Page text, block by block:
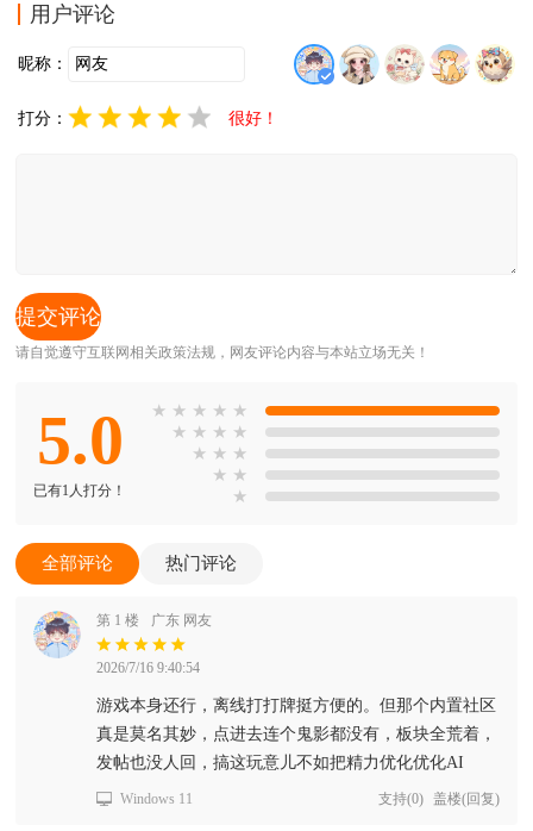
用户评论
昵称：
打分： 很好！
请自觉遵守互联网相关政策法规，网友评论内容与本站立场无关！
5.0
已有1人打分！
★ ★ ★ ★ ★
★ ★ ★ ★
★ ★ ★
★ ★
★
全部评论 热门评论
第 1 楼 广东 网友
2026/7/16 9:40:54
游戏本身还行，离线打打牌挺方便的。但那个内置社区
真是莫名其妙，点进去连个鬼影都没有，板块全荒着，
发帖也没人回，搞这玩意儿不如把精力优化优化AI
Windows 11 支持(0) 盖楼(回复)